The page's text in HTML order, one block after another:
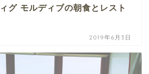
グ モルディブの朝食とレスト
2019年6月3日